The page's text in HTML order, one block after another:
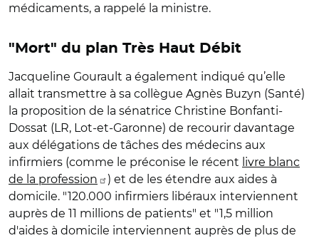
médicaments, a rappelé la ministre.
"Mort" du plan Très Haut Débit
Jacqueline Gourault a également indiqué qu’elle
allait transmettre à sa collègue Agnès Buzyn (Santé)
la proposition de la sénatrice Christine Bonfanti-
Dossat (LR, Lot-et-Garonne) de recourir davantage
aux délégations de tâches des médecins aux
infirmiers (comme le préconise le récent livre blanc
de la profession
) et de les étendre aux aides à
domicile. "120.000 infirmiers libéraux interviennent
auprès de 11 millions de patients" et "1,5 million
d'aides à domicile interviennent auprès de plus de